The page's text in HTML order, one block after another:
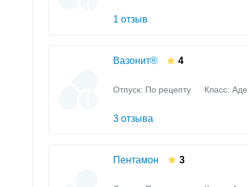
1 отзыв
Вазонит® 4
Отпуск: По рецепту Класс:
3 отзыва
Пентамон 3